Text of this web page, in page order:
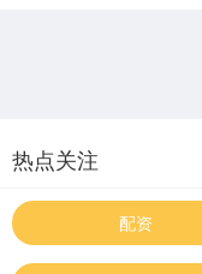
热点关注
配资